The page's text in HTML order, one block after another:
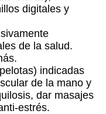
digitales y
de la salud.
indicadas
de la mano y
dar masajes
estrés.